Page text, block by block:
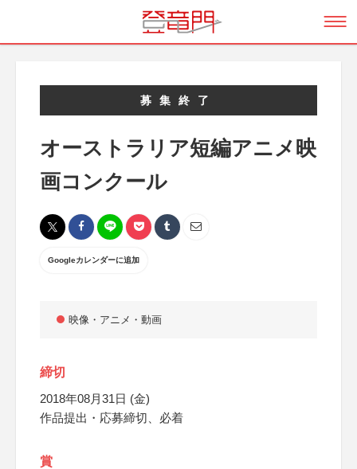
募集終了
オーストラリア短編アニメ映
画コンクール
Googleカレンダーに追加
映像・アニメ・動画
締切
2018年08月31日 (金)
作品提出・応募締切、必着
賞